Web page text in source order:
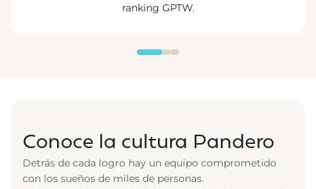
ranking GPTW.
Conoce la cultura Pandero
Detrás de cada logro hay un equipo comprometido
con los sueños de miles de personas.